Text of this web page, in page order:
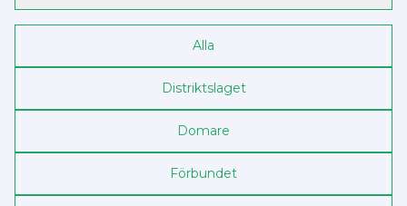
Alla
Distriktslaget
Domare
Förbundet